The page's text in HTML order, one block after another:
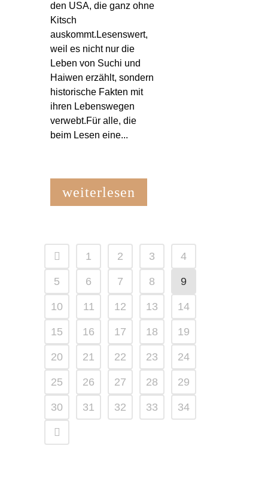
den USA, die ganz ohne
Kitsch
auskommt.Lesenswert,
weil es nicht nur die
Leben von Suchi und
Haiwen erzählt, sondern
historische Fakten mit
ihren Lebenswegen
verwebt.Für alle, die
beim Lesen eine...
weiterlesen
1 2 3 4
5 6 7 8 9
10 11 12 13 14
15 16 17 18 19
20 21 22 23 24
25 26 27 28 29
30 31 32 33 34